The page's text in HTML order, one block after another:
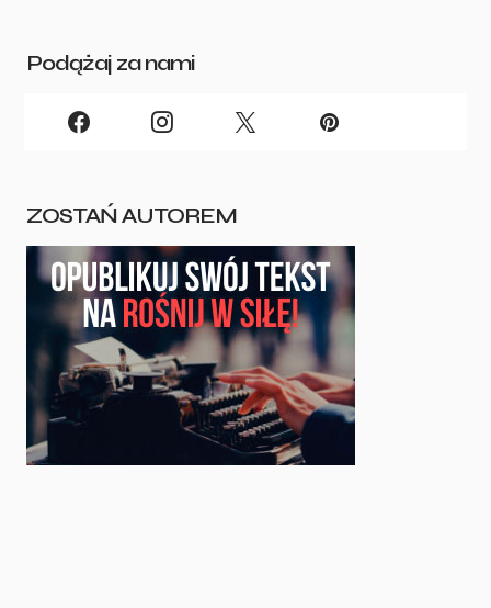
Podążaj za nami
ZOSTAŃ AUTOREM